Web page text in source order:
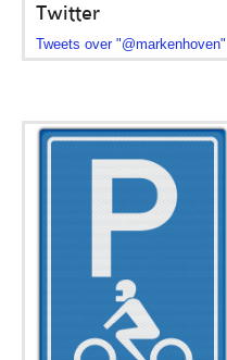
Twitter
Tweets over "@markenhoven"